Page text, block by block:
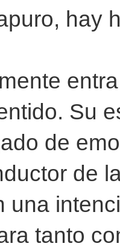
hay
Su
de
de
una
tanto